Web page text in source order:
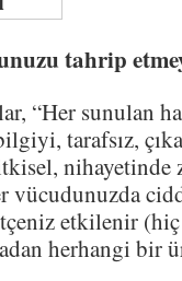
tahrip
“Her sunulan
tarafsız,
nihayetinde
vücudunuzda
etkilenir
herhangi bir